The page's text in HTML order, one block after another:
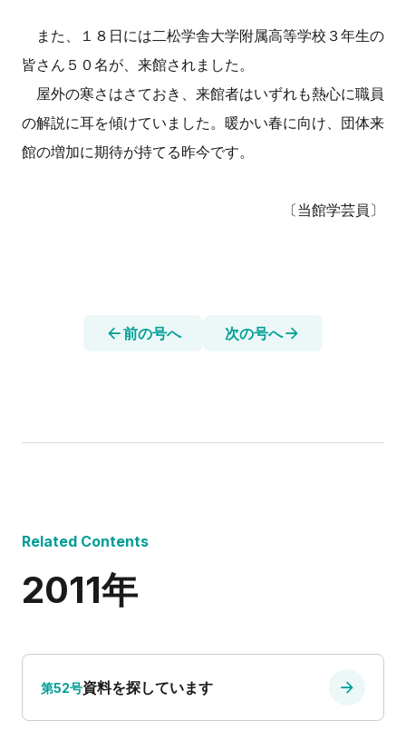
また、１８日には二松学舎大学附属高等学校３年生の
皆さん５０名が、来館されました。
屋外の寒さはさておき、来館者はいずれも熱心に職員
の解説に耳を傾けていました。暖かい春に向け、団体来
館の増加に期待が持てる昨今です。
〔当館学芸員〕
前の号へ 次の号へ
Related Contents
2011年
第52号資料を探しています